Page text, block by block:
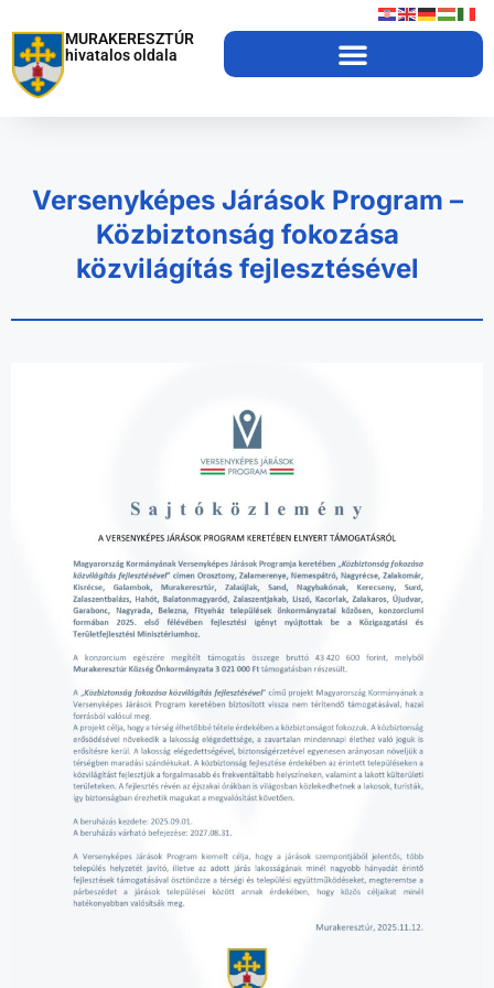
MURAKERESZTÚR
hivatalos oldala
Versenyképes Járások Program –
Közbiztonság fokozása
közvilágítás fejlesztésével